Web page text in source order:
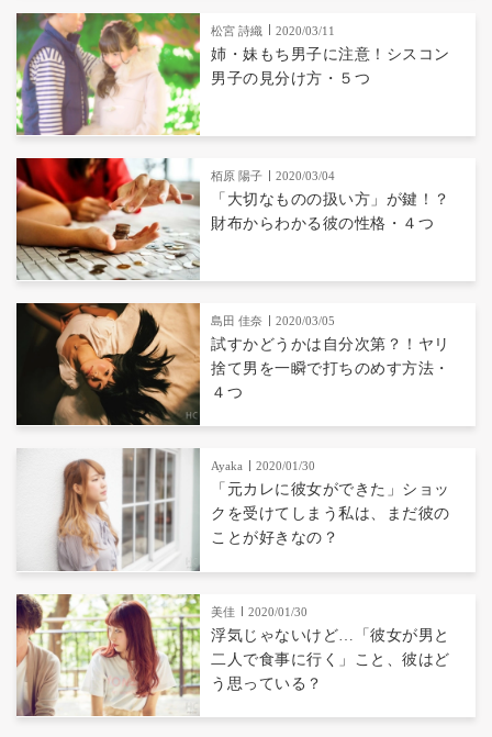
松宮 詩織 2020/03/11
姉・妹もち男子に注意！シスコン
男子の見分け方・５つ
栢原 陽子 2020/03/04
「大切なものの扱い方」が鍵！？
財布からわかる彼の性格・４つ
島田 佳奈 2020/03/05
試すかどうかは自分次第？！ヤリ
捨て男を一瞬で打ちのめす方法・
４つ
Ayaka 2020/01/30
「元カレに彼女ができた」ショッ
クを受けてしまう私は、まだ彼の
ことが好きなの？
美佳 2020/01/30
浮気じゃないけど…「彼女が男と
二人で食事に行く」こと、彼はど
う思っている？